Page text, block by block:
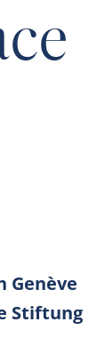
Genève
Stiftung